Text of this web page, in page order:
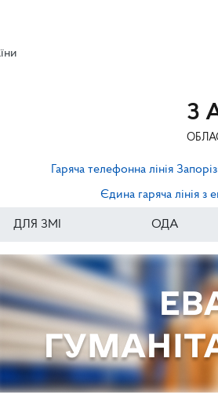
Гаряча телефонна лінія
Єдина гаряча лінія з
ДЛЯ ЗМІ ОДА